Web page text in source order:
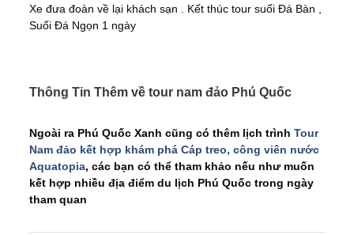
Xe đưa đoàn về lại khách sạn . Kết thúc tour suối Đá Bàn ,
Suối Đá Ngọn 1 ngày
Thông Tin Thêm về tour nam đảo Phú Quốc
Ngoài ra Phú Quốc Xanh cũng có thêm lịch trình Tour
Nam đảo kết hợp khám phá Cáp treo, công viên nước
Aquatopia, các bạn có thể tham khảo nếu như muốn
kết hợp nhiều địa điểm du lịch Phú Quốc trong ngày
tham quan